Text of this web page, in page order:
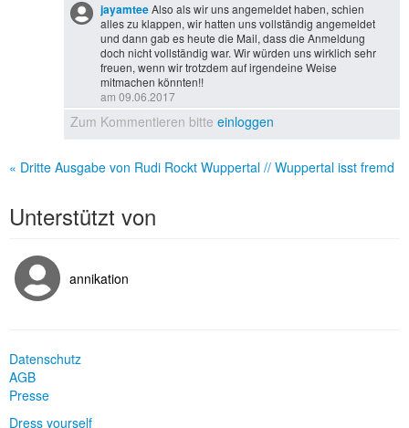
jayamteeAlso als wir uns angemeldet haben, schien
alles zu klappen, wir hatten uns vollständig angemeldet
und dann gab es heute die Mail, dass die Anmeldung
doch nicht vollständig war. Wir würden uns wirklich sehr
freuen, wenn wir trotzdem auf irgendeine Weise
mitmachen könnten!!
am 09.06.2017
Zum Kommentieren bitte einloggen
« Dritte Ausgabe von Rudi Rockt Wuppertal // Wuppertal isst fremd
Unterstützt von
annikation
Datenschutz
AGB
Presse
Dress yourself